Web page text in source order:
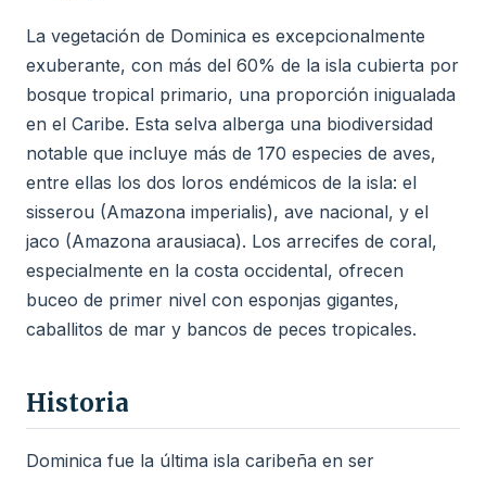
La vegetación de Dominica es excepcionalmente
exuberante, con más del 60% de la isla cubierta por
bosque tropical primario, una proporción inigualada
en el Caribe. Esta selva alberga una biodiversidad
notable que incluye más de 170 especies de aves,
entre ellas los dos loros endémicos de la isla: el
sisserou (Amazona imperialis), ave nacional, y el
jaco (Amazona arausiaca). Los arrecifes de coral,
especialmente en la costa occidental, ofrecen
buceo de primer nivel con esponjas gigantes,
caballitos de mar y bancos de peces tropicales.
Historia
Dominica fue la última isla caribeña en ser